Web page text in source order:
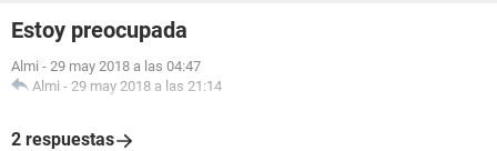
Estoy preocupada
Almi - 29 may 2018 a las 04:47
Almi - 29 may 2018 a las 21:14
2 respuestas